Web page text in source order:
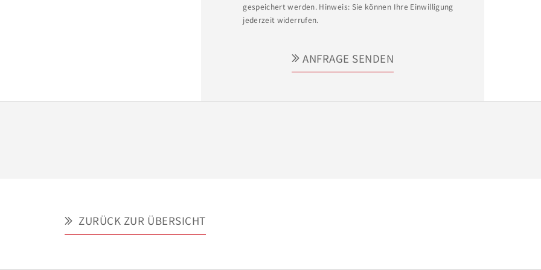
abgerechnet für eine Fläche von
gespeichert werden. Hinweis: Sie können Ihre Einwilligung
jederzeit widerrufen.
ANFRAGE SENDEN
ZURÜCK ZUR ÜBERSICHT